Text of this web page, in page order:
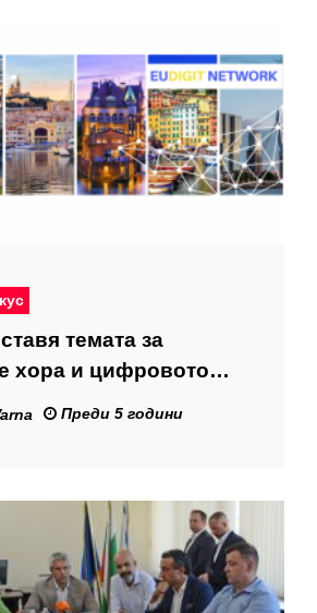
темата за
хора и цифровото
Преди 5 години